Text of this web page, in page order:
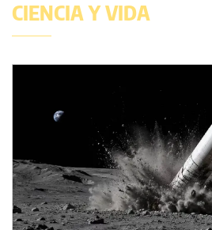
CIENCIA Y VIDA